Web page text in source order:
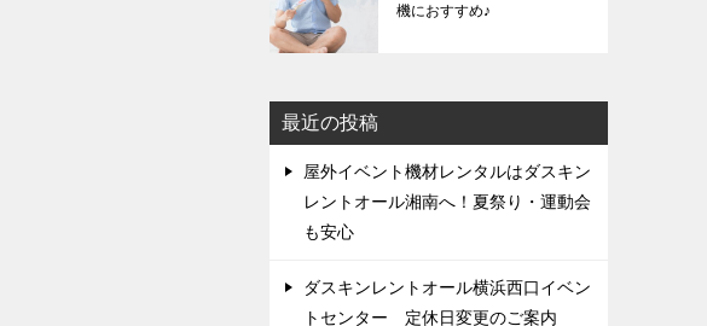
機におすすめ♪
最近の投稿
屋外イベント機材レンタルはダスキン
レントオール湘南へ！夏祭り・運動会
も安心
ダスキンレントオール横浜西口イベン
トセンター 定休日変更のご案内